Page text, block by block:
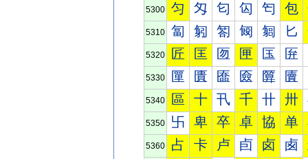
5300 匀 匁 匂 匃 匄 包
5310 匐 匑 匒 匓 匔 匕
5320 匠 匡 匢 匣 匤 匥
5330 匰 匱 匲 匳 匴 匵
5340 區 十 卂 千 卄 卅
5350 卐 卑 卒 卓 協 单
5360 占 卡 卢 卣 卤 卥